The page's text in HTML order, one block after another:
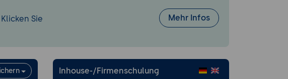
Integration.
verteilte Umgebungen.
Sie
Mehr Infos
Inhouse-/Firmenschulung